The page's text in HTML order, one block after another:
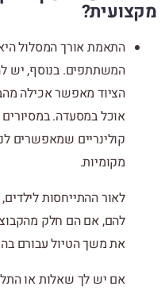
מקצועית?
התאמת אורך המסלול
המשתתפים. בנוסף, יש
הציוד מאפשר אכילה
אוכל במסעדה.
קולינריים שמאפשרים
מקומיות.
לאור ההתייחסות
להם, אם הם חלק
את משך הטיול עבורם
אם יש לך שאלות או